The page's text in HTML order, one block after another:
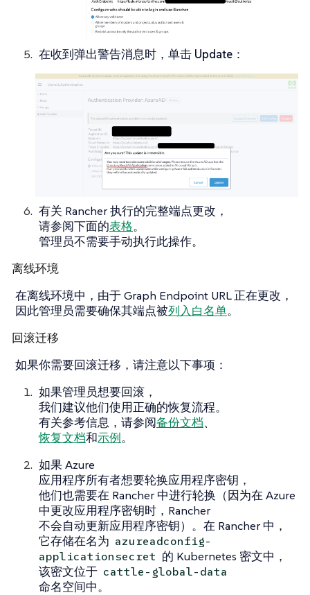
在收到弹出警告消息时，单击 Update ：
有关 Rancher 执行的完整端点更改，
请参阅下面的表格。
管理员不需要手动执行此操作。
离线环境
在离线环境中，由于 Graph Endpoint URL 正在更改，
因此管理员需要确保其端点被列入白名单。
回滚迁移
如果你需要回滚迁移，请注意以下事项：
如果管理员想要回滚，
我们建议他们使用正确的恢复流程。
有关参考信息，请参阅备份文档、
恢复文档和示例。
如果 Azure
应用程序所有者想要轮换应用程序密钥，
他们也需要在 Rancher 中进行轮换（因为在 Azure
中更改应用程序密钥时，Rancher
不会自动更新应用程序密钥）。在 Rancher 中，
它存储在名为 azureadconfig-
applicationsecret 的 Kubernetes 密文中，
该密文位于 cattle-global-data
命名空间中。